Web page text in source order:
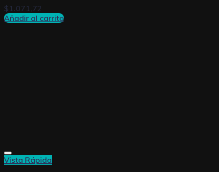
$1.071,72
Añadir al carrito
Vista Rápida